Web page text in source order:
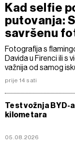
Kad selfie
putovanja:
savršenu
Fotografija s
Davida u Firenci ili s
važnija od samog
prije 14 sati
Test vožnja BYD-
kilometara
05.08.2026